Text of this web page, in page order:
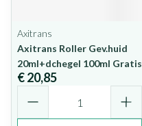
Axitrans
Axitrans Roller Gev.huid
20ml+dchegel 100ml Gratis
€ 20,85